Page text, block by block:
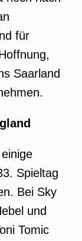
für
Saarland
Spieltag
Bei Sky
und
Tomic